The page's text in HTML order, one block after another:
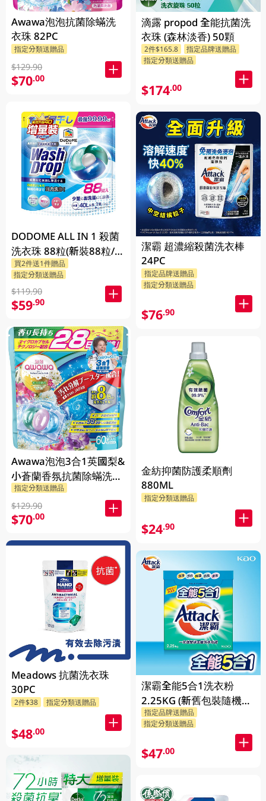
Awawa泡泡抗菌除蟎洗
衣珠 82PC
指定分類送贈品
$129.90
$70.00
DODOME ALL IN 1 殺菌
洗衣珠 88粒(新裝88粒/舊
裝72粒隨機發貨)
買2件送1件贈品
指定分類送贈品
$119.90
$59.90
Awawa泡泡3合1英國梨&
小蒼蘭香氛抗菌除蟎洗衣
珠 60PC
指定分類送贈品
$129.90
$70.00
Meadows 抗菌洗衣珠
30PC
2件$38 指定分類送贈品
$48.00
滴露 propod 全能抗菌洗
衣珠 (森林淡香) 50顆
2件$165.8
指定品牌送贈品
指定分類送贈品
$174.00
潔霸 超濃縮殺菌洗衣棒
24PC
指定品牌送贈品
指定分類送贈品
$76.90
金紡抑菌防護柔順劑
880ML
指定分類送贈品
$24.90
潔霸全能5合1洗衣粉
2.25KG (新舊包裝隨機發
貨)
指定品牌送贈品
指定分類送贈品
$47.00